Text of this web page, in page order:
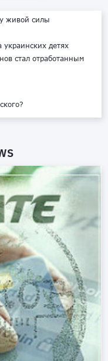
живой силы
украинских детях
стал отработанным